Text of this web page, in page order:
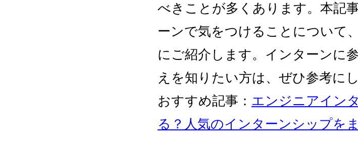
べきことが多くあります。本記
ーンで気をつけることについて
にご紹介します。インターンに
えを知りたい方は、ぜひ参考に
おすすめ記事： エンジニアイン
る？人気のインターンシップを